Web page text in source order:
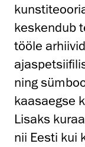
keskendub
tööle
ning
kaasaegse
Lisaks
nii Eesti kui